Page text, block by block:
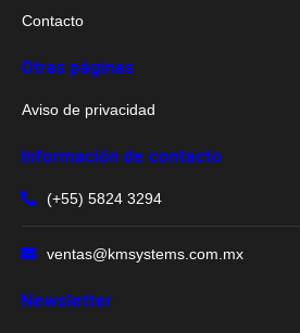
Contacto
Otras páginas
Aviso de privacidad
Información de contacto
(+55) 5824 3294
ventas@kmsystems.com.mx
Newsletter